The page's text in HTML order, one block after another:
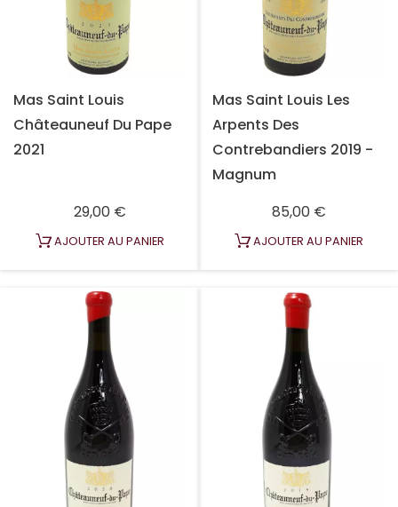
Mas Saint Louis
Châteauneuf Du Pape
2021
29,00 €Prix
AJOUTER AU PANIER
Mas Saint Louis Les
Arpents Des
Contrebandiers 2019 -
Magnum
85,00 €Prix
AJOUTER AU PANIER